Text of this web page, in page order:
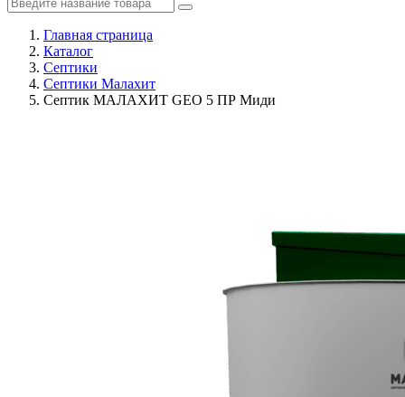
Главная страница
Каталог
Септики
Септики Малахит
Септик МАЛАХИТ GEO 5 ПР Миди